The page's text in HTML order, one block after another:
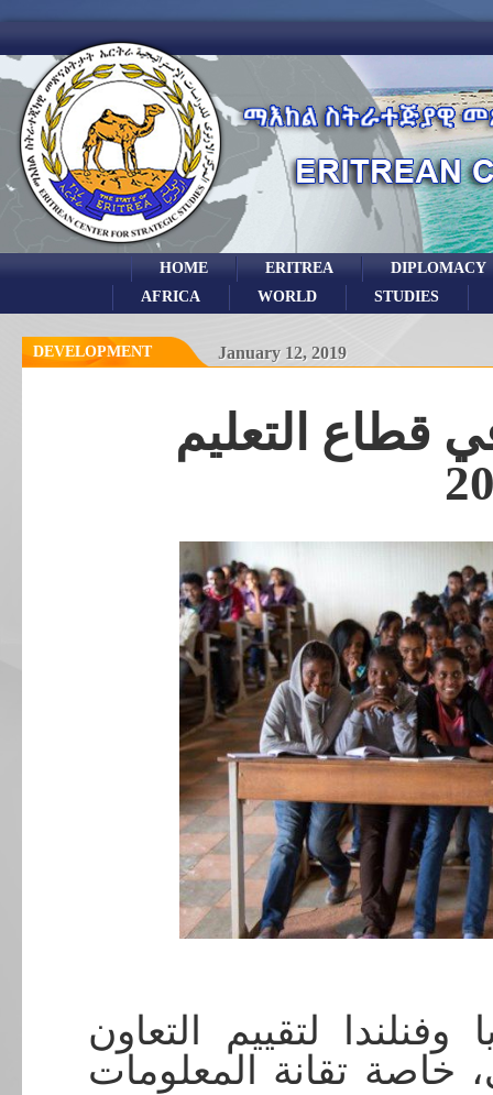
DIPLOMACY
ERITREA
HOME
STUDIES
WORLD
AFRICA
DEVELOPMENT January 12, 2019
قطاع التعليم
لتقييم التعاون
خاصة تقانة المعلومات